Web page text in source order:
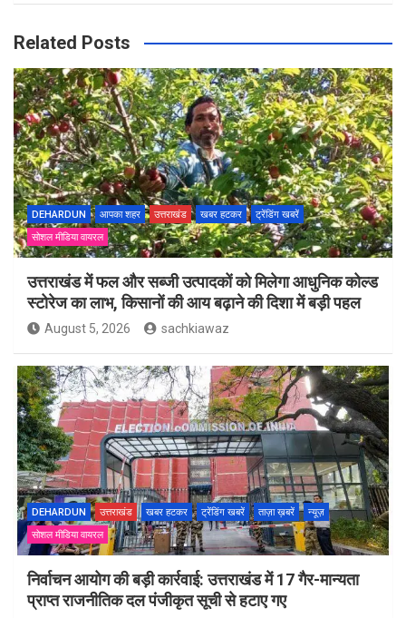
Related Posts
DEHARDUN आपका शहर उत्तराखंड खबर हटकर
ट्रेंडिंग खबरें
सोशल मीडिया वायरल
उत्तराखंड में फल और सब्जी उत्पादकों को मिलेगा आधुनिक कोल्ड
स्टोरेज का लाभ, किसानों की आय बढ़ाने की दिशा में बड़ी पहल
August 5, 2026 sachkiawaz
DEHARDUN उत्तराखंड खबर हटकर ट्रेंडिंग खबरें ताज़ा ख़बरें
न्यूज़
सोशल मीडिया वायरल
निर्वाचन आयोग की बड़ी कार्रवाई: उत्तराखंड में 17 गैर-मान्यता
प्राप्त राजनीतिक दल पंजीकृत सूची से हटाए गए